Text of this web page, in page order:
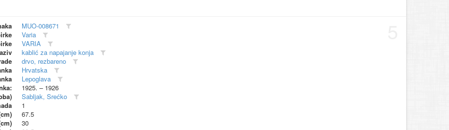
MUO-008671
Varia
VARIA
kablić za napajanje konja
drvo, rezbareno
Hrvatska
Lepoglava
1925. – 1926
Sabljak, Srećko
1
67.5
30